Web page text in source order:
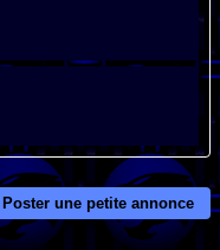
Poster une petite annonce